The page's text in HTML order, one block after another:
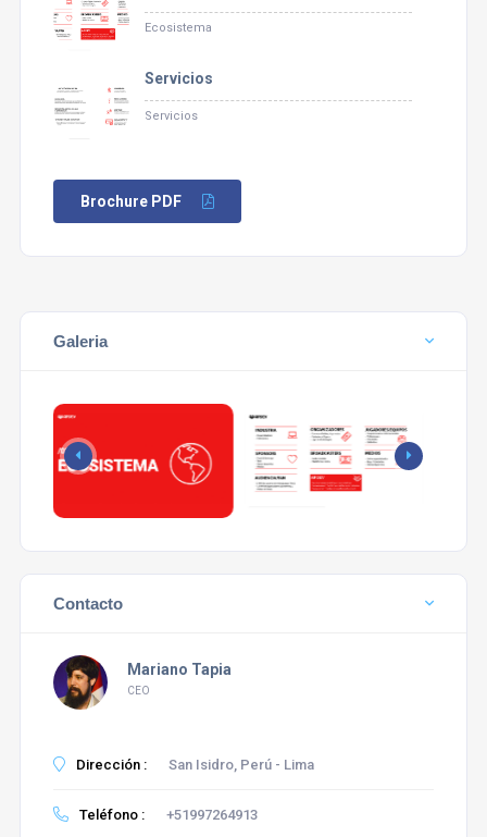
Ecosistema
Servicios
Servicios
Brochure PDF
Galeria
Contacto
Mariano Tapia
CEO
Dirección : San Isidro, Perú - Lima
Teléfono : +51997264913